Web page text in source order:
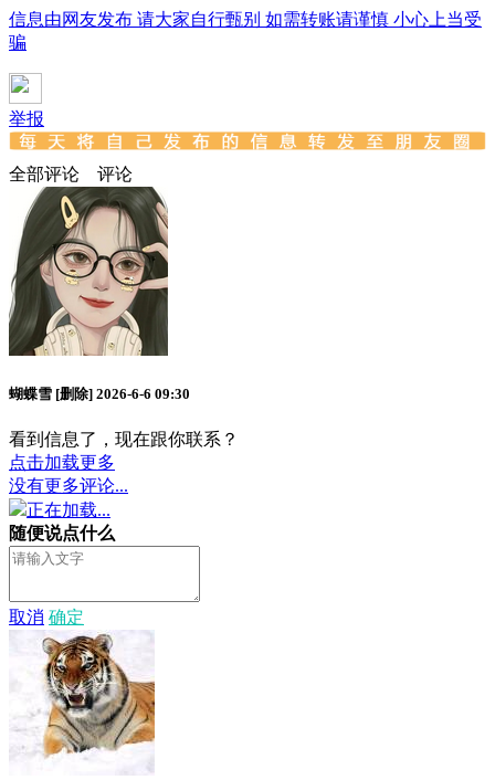
信息由网友发布 请大家自行甄别 如需转账请谨慎 小心上当受
骗
举报
全部评论 评论
蝴蝶雪 [删除] 2026-6-6 09:30
看到信息了，现在跟你联系？
点击加载更多
没有更多评论...
正在加载...
随便说点什么
取消 确定